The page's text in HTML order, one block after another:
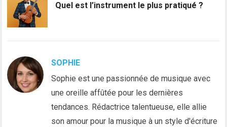
Quel est l’instrument le plus pratiqué ?
SOPHIE
Sophie est une passionnée de musique avec
une oreille affûtée pour les dernières
tendances. Rédactrice talentueuse, elle allie
son amour pour la musique à un style d'écriture